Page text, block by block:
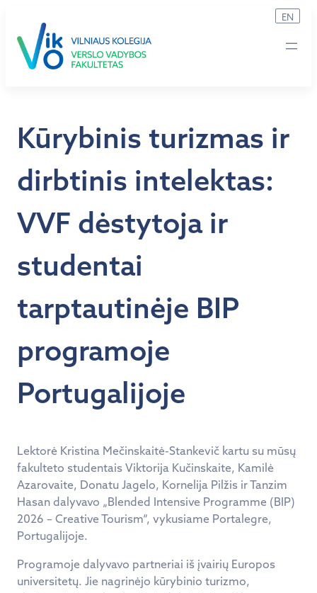
turinio
EN
Kūrybinis turizmas ir
dirbtinis intelektas:
VVF dėstytoja ir
studentai
tarptautinėje BIP
programoje
Portugalijoje
Lektorė Kristina Mečinskaitė-Stankevič kartu su mūsų
fakulteto studentais Viktorija Kučinskaite, Kamilė
Azarovaite, Donatu Jagelo, Kornelija Pilžis ir Tanzim
Hasan dalyvavo „Blended Intensive Programme (BIP)
2026 – Creative Tourism“, vykusiame Portalegre,
Portugalijoje.
Programoje dalyvavo partneriai iš įvairių Europos
universitetų. Jie nagrinėjo kūrybinio turizmo,